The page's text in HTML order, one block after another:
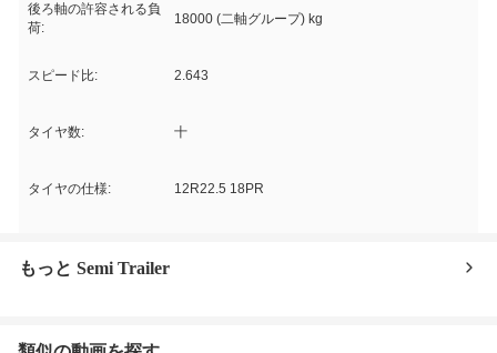
後ろ軸の許容される負
荷:
18000 (二軸グループ) kg
スピード比: 2.643
タイヤ数: 十
タイヤの仕様: 12R22.5 18PR
もっと Semi Trailer